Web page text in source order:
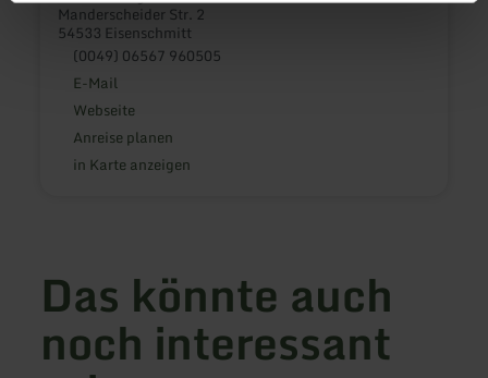
Manderscheider Str. 2
54533 Eisenschmitt
(0049) 06567 960505
E-Mail
Webseite
Anreise planen
in Karte anzeigen
Das könnte auch
noch interessant